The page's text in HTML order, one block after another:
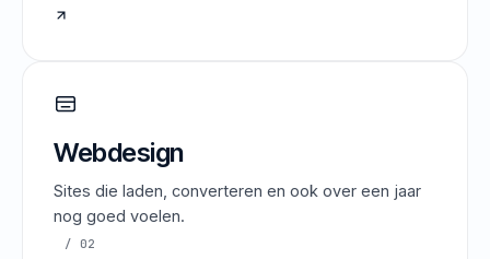
Webdesign
Sites die laden, converteren en ook over een jaar
nog goed voelen.
/ 02